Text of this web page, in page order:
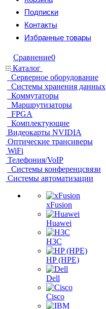
Подписки
Контакты
Избранные товары
Сравнение0
Каталог
Серверное оборудование
Системы хранения данных
Коммутаторы
Маршрутизаторы
FPGA
Комплектующие
Видеокарты NVIDIA
Оптические трансиверы
WiFi
Телефония/VoIP
Системы конференцсвязи
Системы автоматизации
xFusion
Huawei
H3C
HP (HPE)
Dell
Cisco